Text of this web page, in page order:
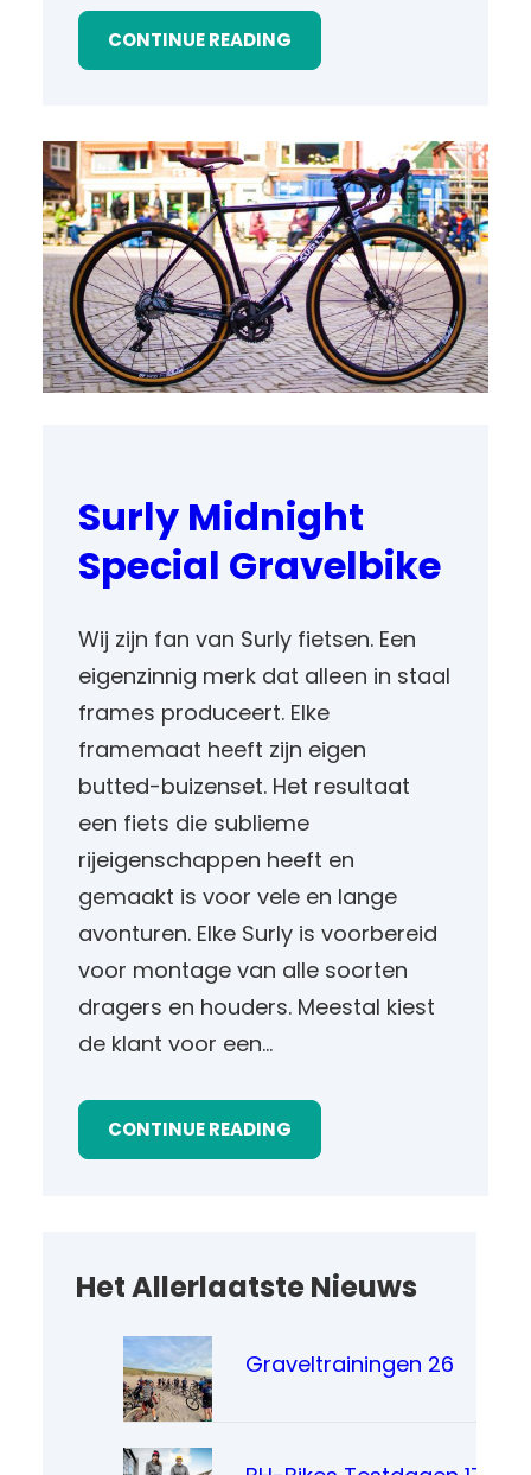
CONTINUE READING
Surly Midnight
Special Gravelbike
Wij zijn fan van Surly fietsen. Een
eigenzinnig merk dat alleen in staal
frames produceert. Elke
framemaat heeft zijn eigen
butted-buizenset. Het resultaat
een fiets die sublieme
rijeigenschappen heeft en
gemaakt is voor vele en lange
avonturen. Elke Surly is voorbereid
voor montage van alle soorten
dragers en houders. Meestal kiest
de klant voor een…
CONTINUE READING
Het Allerlaatste Nieuws
Graveltrainingen 26